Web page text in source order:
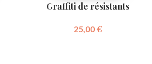
Graffiti de résistants
25,00€